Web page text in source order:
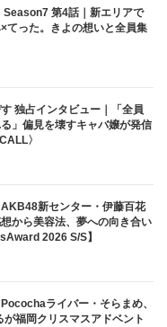
Season7 第4話｜新エリアで
てった。きよの想いと全員集
独占インタビュー｜「全員
」偏見を壊すキャバ嬢が発信
〉
AKB48新センター・伊藤百花
想から美容法、夢への向き合い
2026 S/S】
ライバー・そらまめ、
福岡クリスマスアドベント